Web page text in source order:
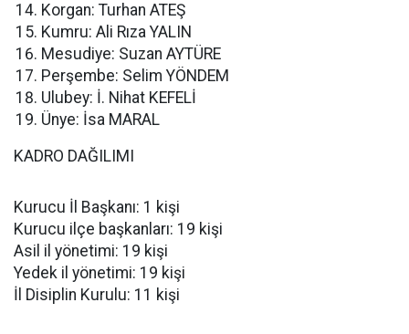
Korgan: Turhan ATEŞ
Kumru: Ali Rıza YALIN
Mesudiye: Suzan AYTÜRE
Perşembe: Selim YÖNDEM
Ulubey: İ. Nihat KEFELİ
Ünye: İsa MARAL
KADRO DAĞILIMI
Kurucu İl Başkanı: 1 kişi
Kurucu ilçe başkanları: 19 kişi
Asil il yönetimi: 19 kişi
Yedek il yönetimi: 19 kişi
İl Disiplin Kurulu: 11 kişi